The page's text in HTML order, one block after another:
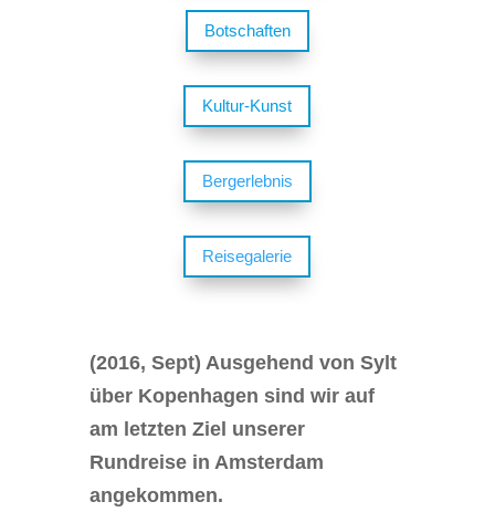
Botschaften
Kultur-Kunst
Bergerlebnis
Reisegalerie
(2016, Sept) Ausgehend von Sylt
über Kopenhagen sind wir auf
am letzten Ziel unserer
Rundreise in Amsterdam
angekommen.